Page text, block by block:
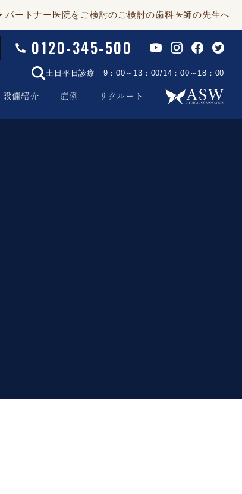
パートナー医院をご検討のご検討の歯科医師の先生へ
0120-345-500
土日平日診療 9：00～13：00/14：00～18：00
設備紹介 症例 リクルート